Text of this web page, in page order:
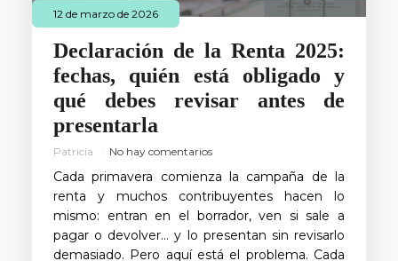
12 de marzo de 2026
Declaración de la Renta 2025:
fechas, quién está obligado y
qué debes revisar antes de
presentarla
Patricia No hay comentarios
Cada primavera comienza la campaña de la
renta y muchos contribuyentes hacen lo
mismo: entran en el borrador, ven si sale a
pagar o devolver… y lo presentan sin revisarlo
demasiado. Pero aquí está el problema. Cada